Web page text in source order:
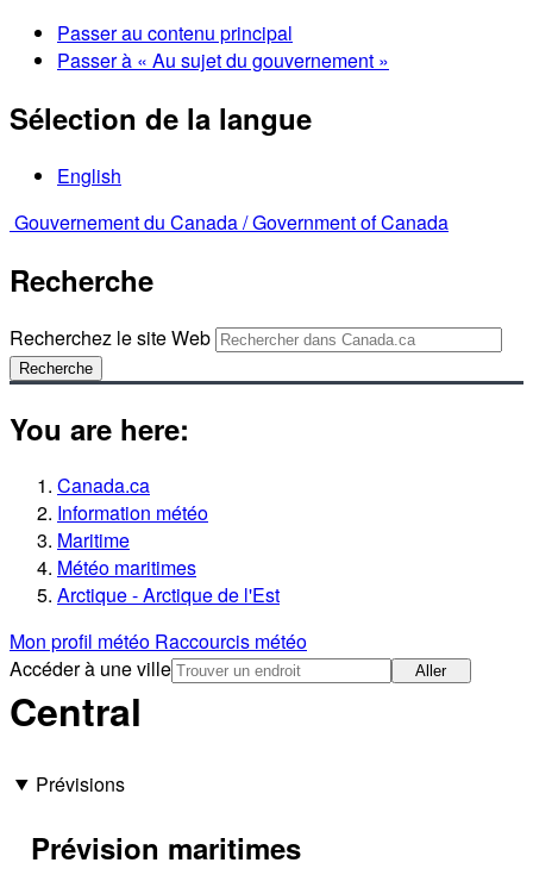
Passer au contenu principal
Passer à « Au sujet du gouvernement »
Sélection de la langue
English
Gouvernement du Canada /Government of Canada
Recherche
Recherchez le site Web
Recherche
You are here:
Canada.ca
Information météo
Maritime
Météo maritimes
Arctique - Arctique de l'Est
Mon profil météo Raccourcis météo
Accéder à une ville
Aller
Central
Prévisions
Prévision maritimes